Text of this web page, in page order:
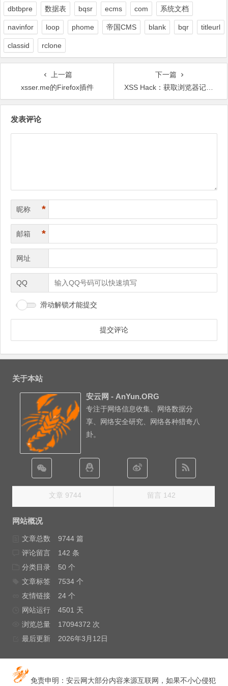
dbtbpre 数据表 bqsr ecms com 系统文档
navinfor loop phome 帝国CMS blank bqr titleurl
classid rclone
上一篇
xsser.me的Firefox插件
下一篇
XSS Hack：获取浏览器记住的明文密码
发表评论
昵称 *
邮箱 *
网址
QQ
滑动解锁才能提交
关于本站
安云网 - AnYun.ORG
专注于网络信息收集、网络数据分
享、网络安全研究、网络各种猎奇八
卦。
文章 9744 留言 142
网站概况
文章总数
9744 篇
评论留言
142 条
分类目录
50 个
文章标签
7534 个
友情链接
24 个
网站运行
4501 天
浏览总量
17094372 次
最后更新
2026年3月12日
免责申明：安云网大部分内容来源互联网，如果不小心侵犯